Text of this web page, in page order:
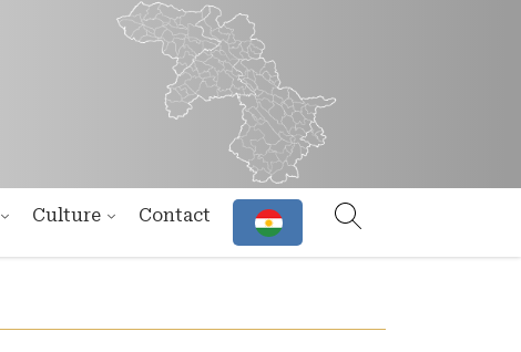
Culture Contact